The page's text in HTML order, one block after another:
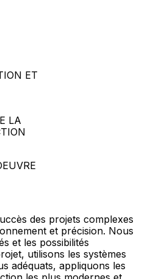
ET
LA
des projets complexes
et précision. Nous
et les possibilités
utilisons les systèmes
adéquats, appliquons les